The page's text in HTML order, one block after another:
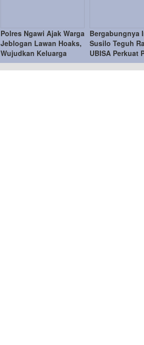
Polres Ngawi Ajak Warga
Jeblogan Lawan Hoaks,
Wujudkan Keluarga
Sadar Hukum
Bergabungnya
Susilo Teguh
UBISA Perkuat
Studi